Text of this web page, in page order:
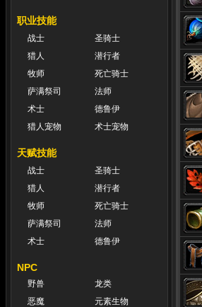
职业技能
战士
圣骑士
猎人
潜行者
牧师
死亡骑士
萨满祭司
法师
术士
德鲁伊
猎人宠物
术士宠物
天赋技能
战士
圣骑士
猎人
潜行者
牧师
死亡骑士
萨满祭司
法师
术士
德鲁伊
NPC
野兽
龙类
恶魔
元素生物